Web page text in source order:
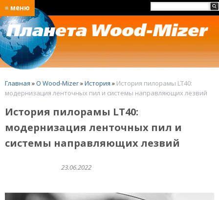
≡ меню
Главная »O Wood-Mizer»История » История пилорамы LT40:
модернизация ленточных пил и системы направляющих лезвий
История пилорамы LT40:
модернизация ленточных пил и
системы направляющих лезвий
23.06.2022